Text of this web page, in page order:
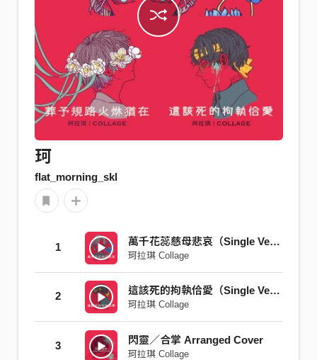
珂
flat_morning_skl
1 萬千花蕊慈母悲哀（Single Ver.）
珂拉琪 Collage
2 這該死的拘執佮愛（Single Ver.）
珂拉琪 Collage
3 閃靈／合掌 Arranged Cover
珂拉琪 Collage